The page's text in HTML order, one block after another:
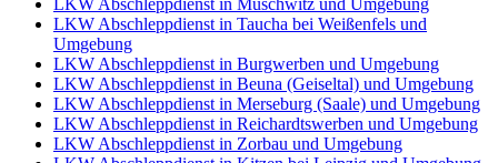
LKW Abschleppdienst in Taucha bei Weißenfels und
Umgebung
LKW Abschleppdienst in Burgwerben und Umgebung
LKW Abschleppdienst in Beuna (Geiseltal) und Umgebung
LKW Abschleppdienst in Merseburg (Saale) und Umgebung
LKW Abschleppdienst in Reichardtswerben und Umgebung
LKW Abschleppdienst in Zorbau und Umgebung